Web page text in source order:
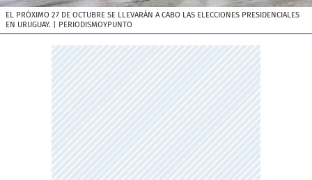
EL PRÓXIMO 27 DE OCTUBRE SE LLEVARÁN A CABO LAS ELECCIONES PRESIDENCIALES
EN URUGUAY. | PERIODISMOYPUNTO